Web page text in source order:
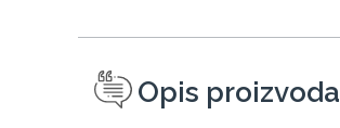
Opis proizvoda